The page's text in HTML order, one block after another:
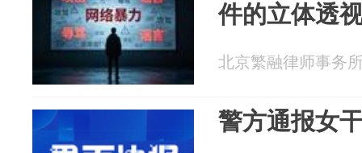
件的立体透
北京繁融律师事务
警方通报女